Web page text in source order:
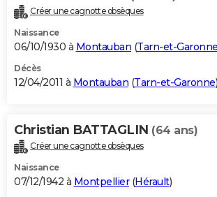
Créer une cagnotte obsèques
Naissance
06/10/1930 à Montauban (Tarn-et-Garonne
Décès
12/04/2011 à Montauban (Tarn-et-Garonne)
Christian BATTAGLIN (64 ans)
Créer une cagnotte obsèques
Naissance
07/12/1942 à Montpellier(Hérault)